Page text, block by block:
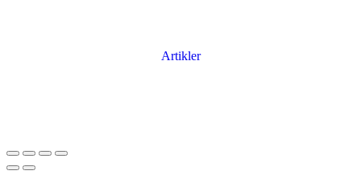
Artikler